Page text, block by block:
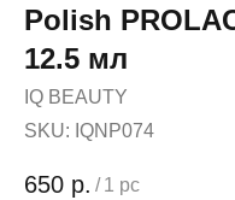
Polish
12.5 мл
IQ BEAUTY
SKU: IQNP074
650 р. / 1 pc